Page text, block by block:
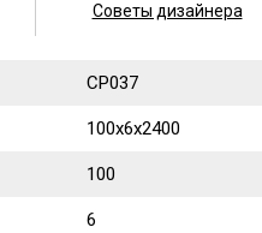
Советы дизайнера
CP037
100х6х2400
100
6